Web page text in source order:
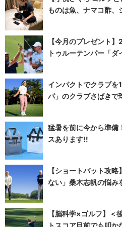
ものは魚、ナマコ酢、
【今月のプレゼント
トゥルーテンパー「ダ
インパクトでクラブを
パ」のクラブさばきで
猛暑を前に今から準備
スあります!!
【ショートパット攻
ない」桑木志帆の悩み
【脳科学×ゴルフ】＜
トスコア目前でも叩か